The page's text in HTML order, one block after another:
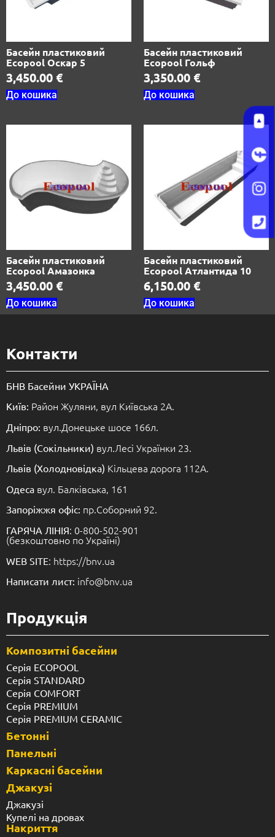
Басейн пластиковий
Ecopool Оскар 5
3,450.00 €
До кошика
Басейн пластиковий
Ecopool Гольф
3,350.00 €
До кошика
Басейн пластиковий
Ecopool Амазонка
3,450.00 €
До кошика
Басейн пластиковий
Ecopool Атлантида 10
6,150.00 €
До кошика
Контакти
БНВ Басейни УКРАЇНА
Київ: Район Жуляни, вул Київська 2А.
Дніпро: вул.Донецьке шосе 166л.
Львів (Сокільники) вул.Лесі Українки 23.
Львів (Холодновідка) Кільцева дорога 112А.
Одеса вул. Балківська, 161
Запоріжжя офіс: пр.Соборний 92.
ГАРЯЧА ЛІНІЯ: 0-800-502-901
(безкоштовно по Україні)
WEB SITE: https://bnv.ua
Написати лист: info@bnv.ua
Продукція
Композитні басейни
Серія ECOPOOL
Серія STANDARD
Серія COMFORT
Серія PREMIUM
Серія PREMIUM CERAMIC
Бетонні
Панельні
Каркасні басейни
Джакузі
Джакузі
Купелі на дровах
Накриття